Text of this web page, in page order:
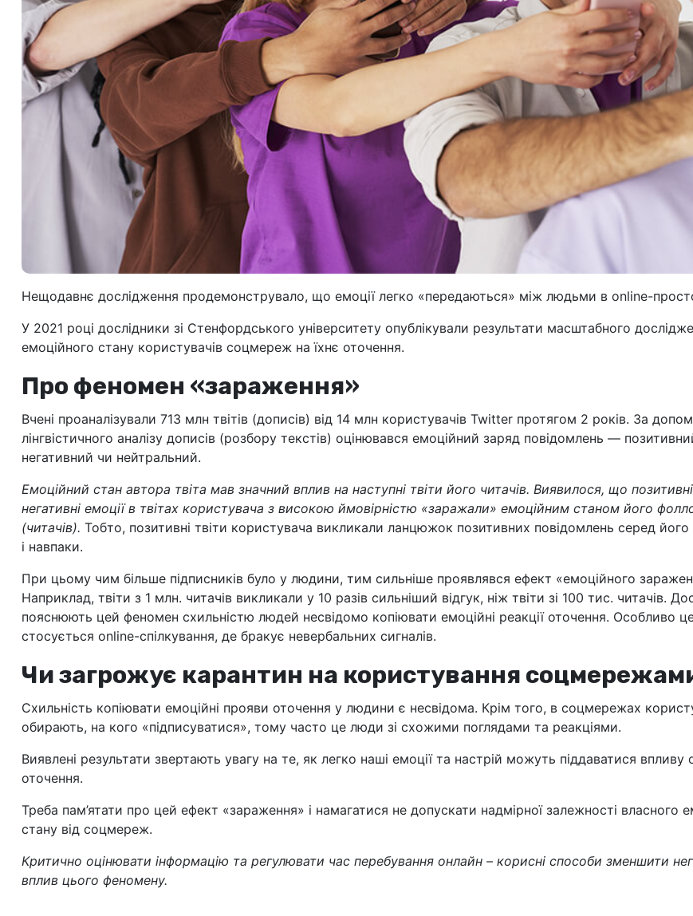
Нещодавнє дослідження продемонструвало, що емоції легко «передаються» між людьми в online-
У 2021 році дослідники зі Стенфордського університету опублікували результати масштабного
емоційного стану користувачів соцмереж на їхнє оточення.
Про феномен «зараження»
Вчені проаналізували 713 млн твітів (дописів) від 14 млн користувачів Twitter протягом 2 років. За
лінгвістичного аналізу дописів (розбору текстів) оцінювався емоційний заряд повідомлень —
негативний чи нейтральний.
Емоційний стан автора твіта мав значний вплив на наступні твіти його читачів. Виявилося, що
негативні емоції в твітах користувача з високою ймовірністю «заражали» емоційним станом його
(читачів). Тобто, позитивні твіти користувача викликали ланцюжок позитивних повідомлень серед його
і навпаки.
При цьому чим більше підписників було у людини, тим сильніше проявлявся ефект «емоційного
Наприклад, твіти з 1 млн. читачів викликали у 10 разів сильніший відгук, ніж твіти зі 100 тис. читачів.
пояснюють цей феномен схильністю людей несвідомо копіювати емоційні реакції оточення. Особливо
стосується online-спілкування, де бракує невербальних сигналів.
Чи загрожує карантин на користування
Схильність копіювати емоційні прояви оточення у людини є несвідома. Крім того, в соцмережах
обирають, на кого «підписуватися», тому часто це люди зі схожими поглядами та реакціями.
Виявлені результати звертають увагу на те, як легко наші емоції та настрій можуть піддаватися впливу
оточення.
Треба пам’ятати про цей ефект «зараження» і намагатися не допускати надмірної залежності власного
стану від соцмереж.
Критично оцінювати інформацію та регулювати час перебування онлайн – корисні способи зменшити
вплив цього феномену.